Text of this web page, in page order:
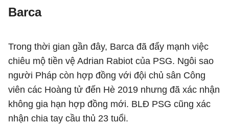
Barca
Trong thời gian gần đây, Barca đã đẩy mạnh việc
chiêu mộ tiền vệ Adrian Rabiot của PSG. Ngôi sao
người Pháp còn hợp đồng với đội chủ sân Công
viên các Hoàng tử đến Hè 2019 nhưng đã xác nhận
không gia hạn hợp đồng mới. BLĐ PSG cũng xác
nhận chia tay cầu thủ 23 tuổi.